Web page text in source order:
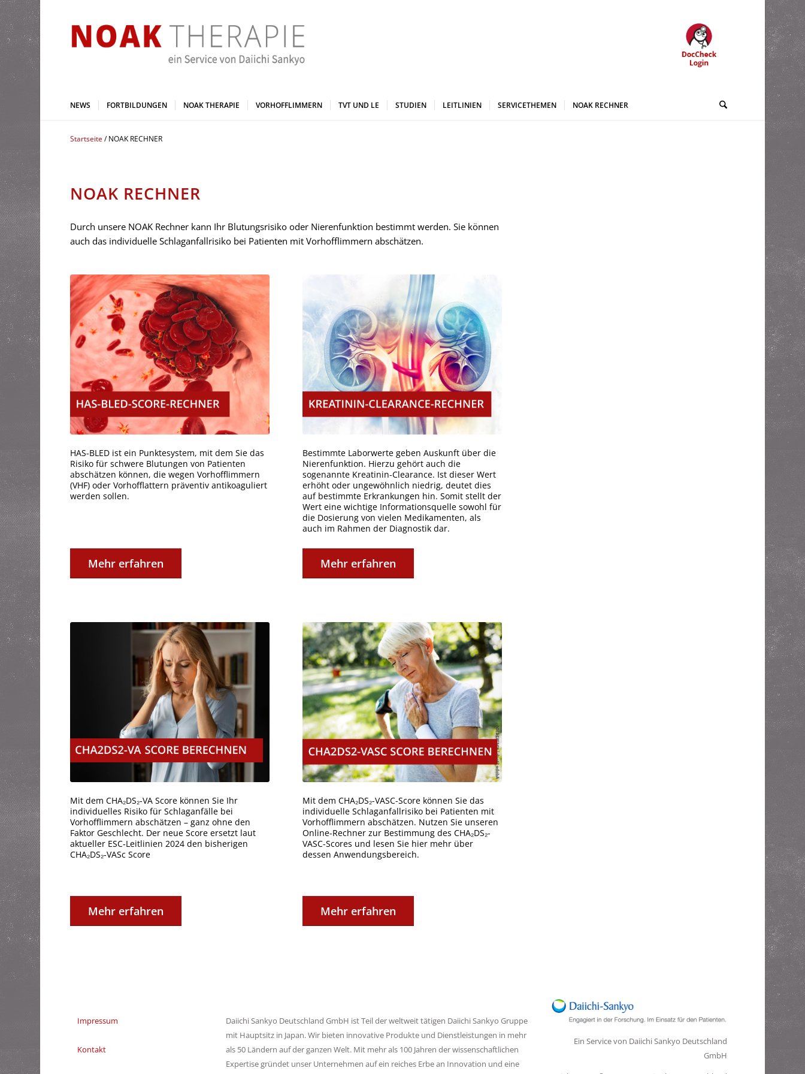
NEWS FORTBILDUNGEN NOAK THERAPIE VORHOFFLIMMERN TVT UND LE STUDIEN LEITLINIEN SERVICETHEMEN NOAK RECHNER
Startseite / NOAK RECHNER
NOAK RECHNER
Durch unsere NOAK Rechner kann Ihr Blutungsrisiko oder Nierenfunktion bestimmt werden. Sie können
auch das individuelle Schlaganfallrisiko bei Patienten mit Vorhofflimmern abschätzen.
HAS-BLED ist ein Punktesystem, mit dem Sie das
Risiko für schwere Blutungen von Patienten
abschätzen können, die wegen Vorhofflimmern
(VHF) oder Vorhofflattern präventiv antikoaguliert
werden sollen.
Mehr erfahren
Bestimmte Laborwerte geben Auskunft über die
Nierenfunktion. Hierzu gehört auch die
sogenannte Kreatinin-Clearance. Ist dieser Wert
erhöht oder ungewöhnlich niedrig, deutet dies
auf bestimmte Erkrankungen hin. Somit stellt der
Wert eine wichtige Informationsquelle sowohl für
die Dosierung von vielen Medikamenten, als
auch im Rahmen der Diagnostik dar.
Mehr erfahren
Mit dem CHA₂DS₂‑VA Score können Sie Ihr
individuelles Risiko für Schlaganfälle bei
Vorhofflimmern abschätzen – ganz ohne den
Faktor Geschlecht. Der neue Score ersetzt laut
aktueller ESC‑Leitlinien 2024 den bisherigen
CHA₂DS₂‑VASc Score
Mehr erfahren
Mit dem CHA₂DS₂-VASC-Score können Sie das
individuelle Schlaganfallrisiko bei Patienten mit
Vorhofflimmern abschätzen. Nutzen Sie unseren
Online-Rechner zur Bestimmung des CHA₂DS₂-
VASC-Scores und lesen Sie hier mehr über
dessen Anwendungsbereich.
Mehr erfahren
Impressum
Kontakt
Daiichi Sankyo Deutschland GmbH ist Teil der weltweit tätigen Daiichi Sankyo Gruppe
mit Hauptsitz in Japan. Wir bieten innovative Produkte und Dienstleistungen in mehr
als 50 Ländern auf der ganzen Welt. Mit mehr als 100 Jahren der wissenschaftlichen
Expertise gründet unser Unternehmen auf ein reiches Erbe an Innovation und eine
Ein Service von Daiichi Sankyo Deutschland
GmbH